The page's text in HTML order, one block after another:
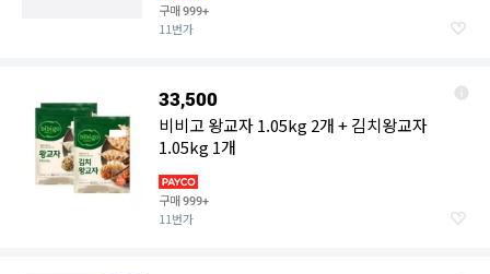
구매999+
11번가
33,500
비비고 왕교자 1.05kg 2개 + 김치왕교자
1.05kg 1개
구매999+
11번가